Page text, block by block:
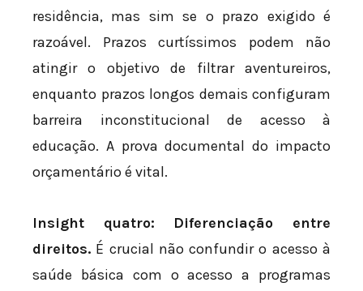
residência, mas sim se o prazo exigido é
razoável. Prazos curtíssimos podem não
atingir o objetivo de filtrar aventureiros,
enquanto prazos longos demais configuram
barreira inconstitucional de acesso à
educação. A prova documental do impacto
orçamentário é vital.
Insight quatro: Diferenciação entre
direitos. É crucial não confundir o acesso à
saúde básica com o acesso a programas